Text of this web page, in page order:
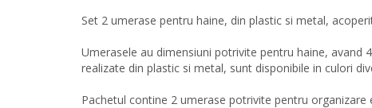
Set 2 umerase pentru haine, din plastic si metal,
Umerasele au dimensiuni potrivite pentru haine,
realizate din plastic si metal, sunt disponibile in culori
Pachetul contine 2 umerase potrivite pentru